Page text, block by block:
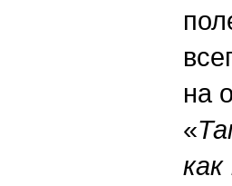
на
«